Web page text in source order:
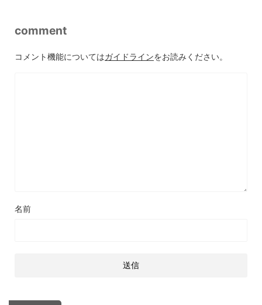
comment
コメント機能についてはガイドラインをお読みください。
名前